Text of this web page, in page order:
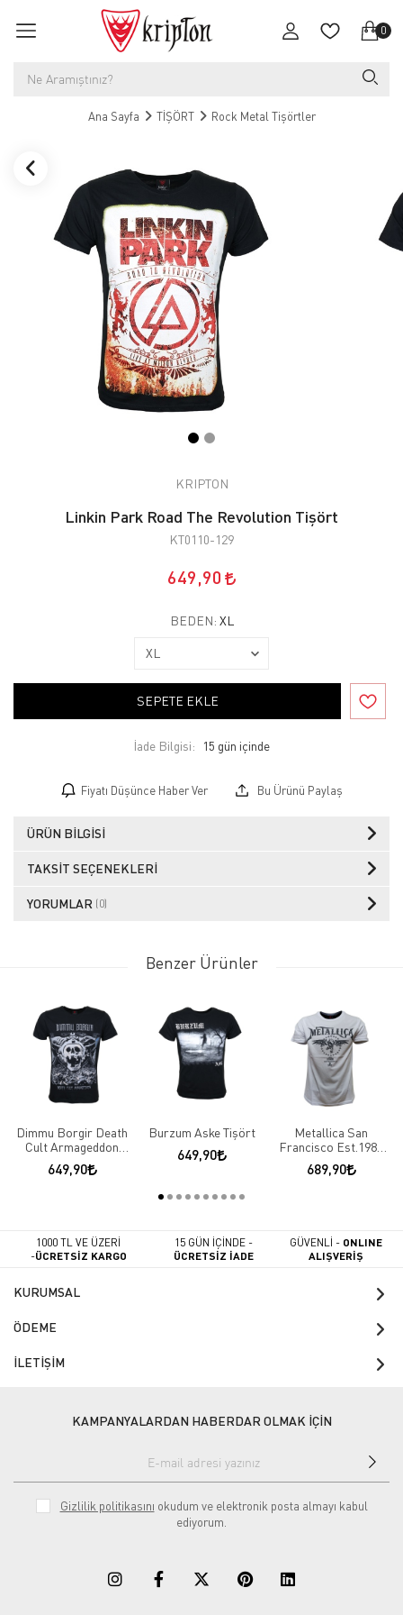
0
Ana Sayfa TİŞÖRT Rock Metal Tişörtler
KRIPTON
Linkin Park Road The Revolution Tişört
KT0110-129
649,90
BEDEN: XL
SEPETE EKLE
İade Bilgisi:
Fiyatı Düşünce Haber Ver Bu Ürünü Paylaş
ÜRÜN BILGISI
TAKSIT SEÇENEKLERI
YORUMLAR (0)
Benzer Ürünler
Dimmu Borgir Death
Cult Armageddon
Tişört
649,90
Burzum Aske Tişört
649,90
Metallica San
Francisco Est.1981
Beyaz Tişört
689,90
1000 TL VE ÜZERİ
-ÜCRETSİZ KARGO
15 GÜN İÇİNDE -
ÜCRETSİZ İADE
GÜVENLİ - ONLINE
ALIŞVERİŞ
KURUMSAL
ÖDEME
İLETİŞİM
KAMPANYALARDAN HABERDAR OLMAK İÇİN
Gizlilik politikasını okudum ve elektronik posta almayı kabul
ediyorum.